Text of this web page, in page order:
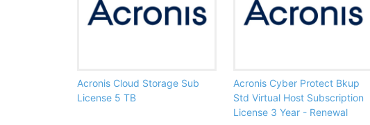
Acronis Cloud Storage Sub
License 5 TB
Acronis Cyber Protect Bkup
Std Virtual Host Subscription
License 3 Year - Renewal